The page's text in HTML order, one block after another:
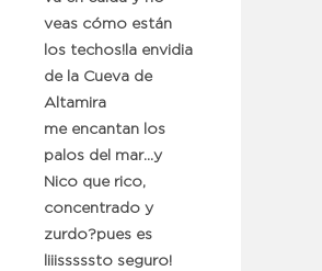
veas cómo están
los techos!la envidia
de la Cueva de
Altamira
me encantan los
palos del mar…y
Nico que rico,
concentrado y
zurdo?pues es
liiisssssto seguro!